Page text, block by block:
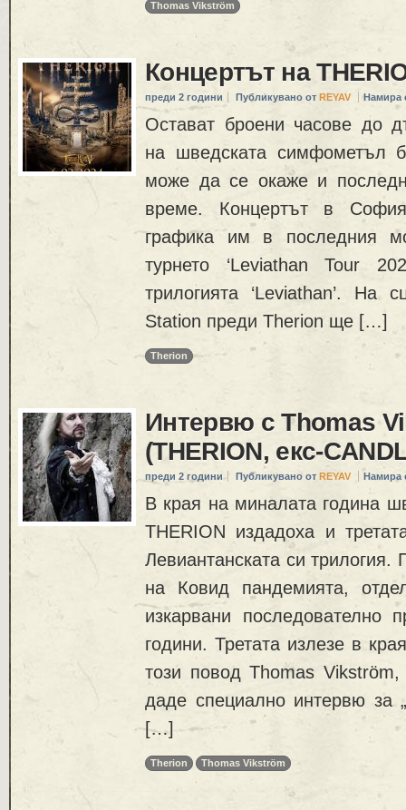
Thomas Vikström
Концертът на
преди 2 години Публикувано от REYAV Намира
Остават броени часове до
на шведската симфометъл
може да се окаже и
време. Концертът в
графика им в последния
турнето ‘Leviathan Tour
трилогията ‘Leviathan’. На
Station преди Therion ще […]
Therion
Интервю с Thomas
(THERION, екс-
преди 2 години Публикувано от REYAV Намира
В края на миналата година
THERION издадоха и
Левиантанската си трилогия.
на Ковид пандемията,
изкарвани последователно
години. Третата излезе в
този повод Thomas Vikström,
даде специално интервю за
[…]
Therion Thomas Vikström